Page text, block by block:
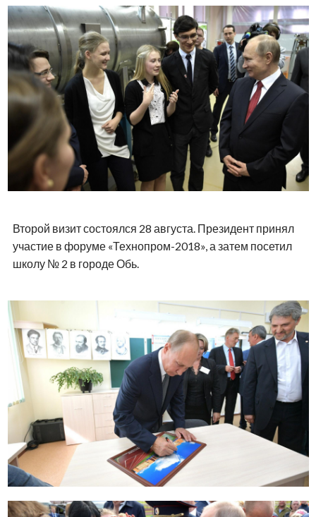
Второй визит состоялся 28 августа. Президент принял
участие в форуме «Технопром-2018», а затем посетил
школу № 2 в городе Обь.